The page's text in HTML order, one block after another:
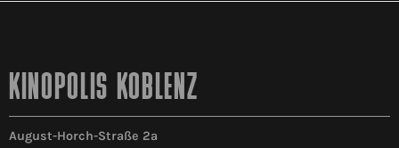
KINOPOLIS KOBLENZ
August-Horch-Straße 2a